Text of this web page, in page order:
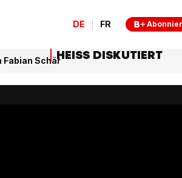
DE FR
SchärHEISS DISKUTIERT